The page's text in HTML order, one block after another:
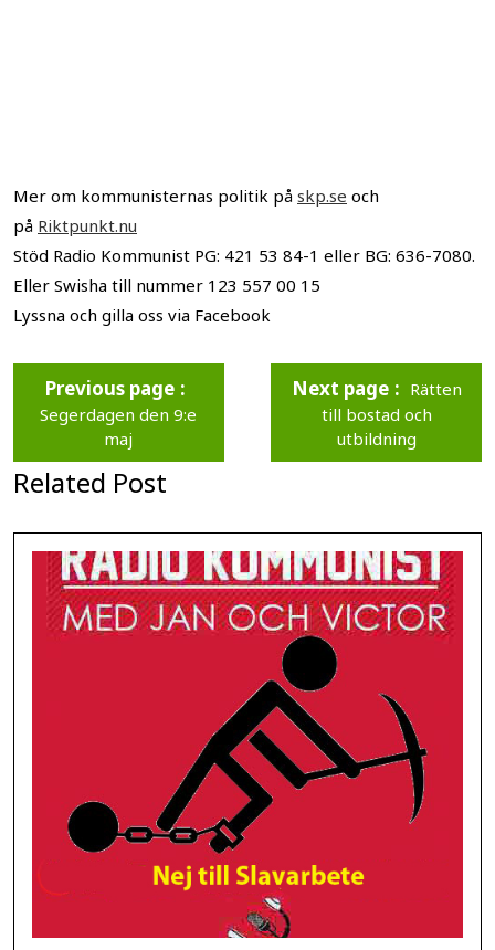
Mer om kommunisternas politik på skp.se och
på Riktpunkt.nu
Stöd Radio Kommunist PG: 421 53 84-1 eller BG: 636-7080.
Eller Swisha till nummer 123 557 00 15
Lyssna och gilla oss via Facebook
Previous page
Segerdagen den 9:e
maj
Next page
Rätten
till bostad och
utbildning
Related Post